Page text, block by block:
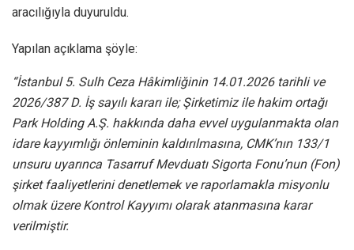
aracılığıyla duyuruldu.
Yapılan açıklama şöyle:
“İstanbul 5. Sulh Ceza Hâkimliğinin 14.01.2026 tarihli ve
2026/387 D. İş sayılı kararı ile; Şirketimiz ile hakim ortağı
Park Holding A.Ş. hakkında daha evvel uygulanmakta olan
idare kayyımlığı önleminin kaldırılmasına, CMK’nın 133/1
unsuru uyarınca Tasarruf Mevduatı Sigorta Fonu’nun (Fon)
şirket faaliyetlerini denetlemek ve raporlamakla misyonlu
olmak üzere Kontrol Kayyımı olarak atanmasına karar
verilmiştir.